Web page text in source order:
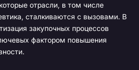
отрасли, в том числе
сталкиваются с вызовами. В
закупочных процессов
фактором повышения